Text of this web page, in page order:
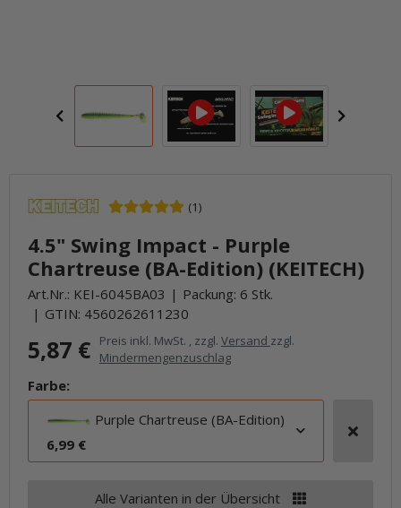
(1)
4.5" Swing Impact - Purple
Chartreuse (BA-Edition) (KEITECH)
Art.Nr.: KEI-6045BA03
Packung: 6 Stk.
GTIN: 4560262611230
5,87 € Preis inkl. MwSt. , zzgl. Versand zzgl.
Mindermengenzuschlag
Farbe:
Purple Chartreuse (BA-Edition)
6,99 €
Alle Varianten in der Übersicht